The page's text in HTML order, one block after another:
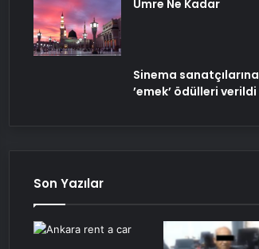
Umre Ne Kadar
Sinema sanatçılarına
’emek’ ödülleri verildi
Son Yazılar